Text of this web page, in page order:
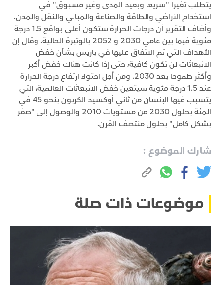
يتطلب تغيرا "سريعا وبعيد المدى وغير مسبوق" في
استخدام الأراضي والطاقة والصناعة والمباني والنقل والمدن.
وأضاف التقرير أن درجات الحرارة ستكون أعلى بواقع 1.5 درجة
مئوية فيما بين عامي 2030 و 2052 بالوتيرة الحالية. وقال إن
الأهداف التي تم الاتفاق عليها في باريس بشأن خفض
الانبعاثات لن تكون كافية، حتى إذا كانت هناك خفض أكبر
وأكثر طموحا بعد 2030. ومن أجل احتواء ارتفاع درجة الحرارة
عند 1.5 درجة مئوية سيتعين خفض الانبعاثات العالمية، التي
يتسبب فيها الإنسان من ثاني أوكسيد الكربون بنحو 45 في
المئة بحلول 2030 من مستويات 2010 والوصول إلى "صفر
بشكل كامل" بحلول منتصف القرن.
شارك الموضوع :
موضوعات ذات صلة